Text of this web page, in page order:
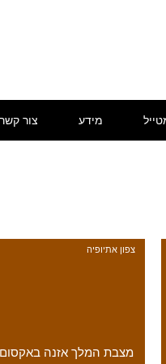
מידע צור קשר
צפון אתיופיה
מצבת המלך אזנה באקסום